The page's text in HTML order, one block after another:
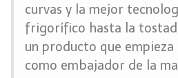
curvas y la mejor
frigorífico hasta la
un producto que empieza
como embajador de la